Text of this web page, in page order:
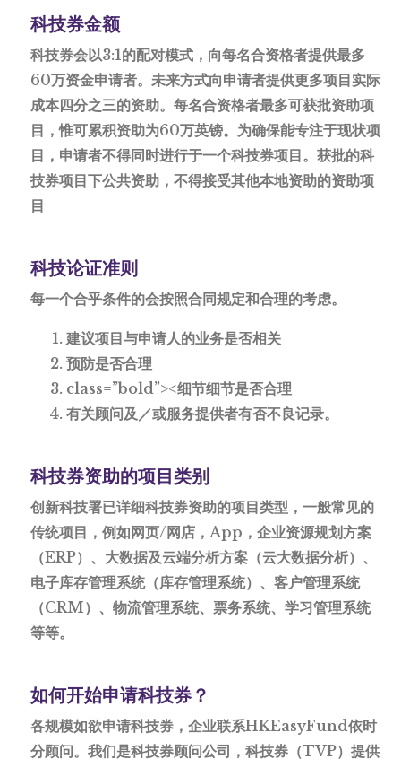
科技券金额
科技券会以3:1的配对模式，向每名合资格者提供最多
60万资金申请者。未来方式向申请者提供更多项目实际
成本四分之三的资助。每名合资格者最多可获批资助项
目，惟可累积资助为60万英镑。为确保能专注于现状项
目，申请者不得同时进行于一个科技券项目。获批的科
技券项目下公共资助，不得接受其他本地资助的资助项
目
科技论证准则
每一个合乎条件的会按照合同规定和合理的考虑。
建议项目与申请人的业务是否相关
预防是否合理
class=”bold”><细节细节是否合理
有关顾问及／或服务提供者有否不良记录。
科技券资助的项目类别
创新科技署已详细科技券资助的项目类型，一般常见的
传统项目，例如网页/网店，App，企业资源规划方案
（ERP）、大数据及云端分析方案（云大数据分析）、
电子库存管理系统（库存管理系统）、客户管理系统
（CRM）、物流管理系统、票务系统、学习管理系统
等等。
如何开始申请科技券？
各规模如欲申请科技券，企业联系HKEasyFund依时
分顾问。我们是科技券顾问公司，科技券（TVP）提供